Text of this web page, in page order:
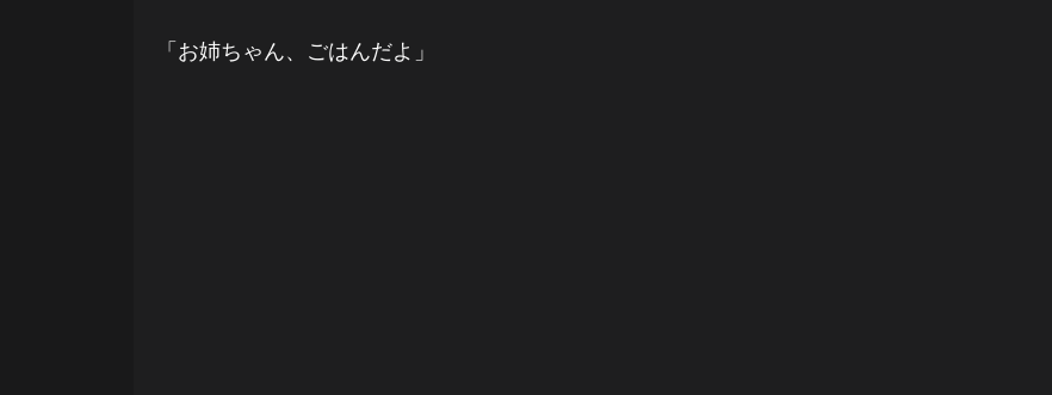
「お姉ちゃん、ごはんだよ」